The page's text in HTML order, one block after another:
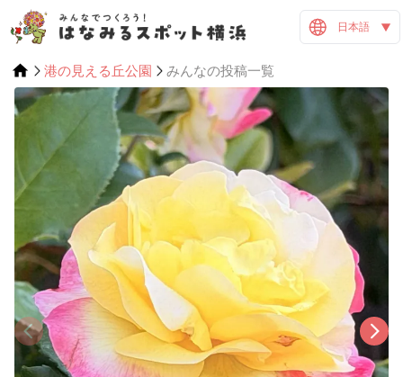
日本語
港の見える丘公園 みんなの投稿一覧